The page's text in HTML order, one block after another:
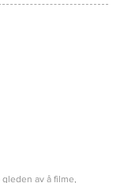
av å filme,